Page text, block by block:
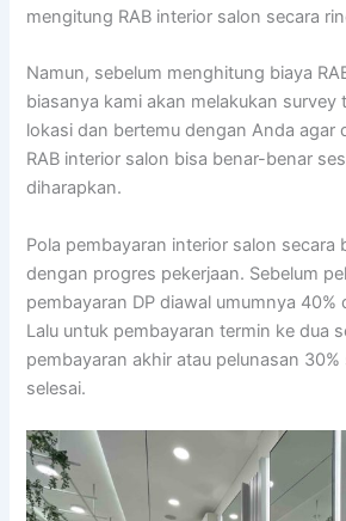
mengitung RAB interior salon secara
Namun, sebelum menghitung biaya
biasanya kami akan melakukan survey
lokasi dan bertemu dengan Anda agar
RAB interior salon bisa benar-benar
diharapkan.
Pola pembayaran interior salon secara
dengan progres pekerjaan. Sebelum
pembayaran DP diawal umumnya 40%
Lalu untuk pembayaran termin ke dua
pembayaran akhir atau pelunasan 30%
selesai.